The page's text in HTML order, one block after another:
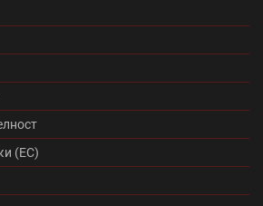
плюс (0)
Икономична (0)
(ЕС)